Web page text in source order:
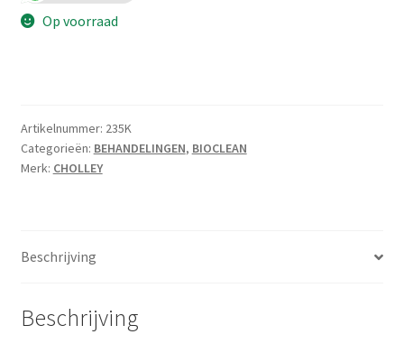
Op voorraad
Artikelnummer: 235K
Categorieën: BEHANDELINGEN, BIOCLEAN
Merk: CHOLLEY
Beschrijving
Beschrijving